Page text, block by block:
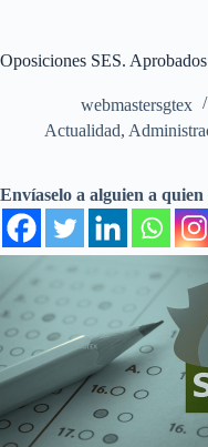
Oposiciones SES.
webmastersgtex
Actualidad,
Envíaselo a alguien a